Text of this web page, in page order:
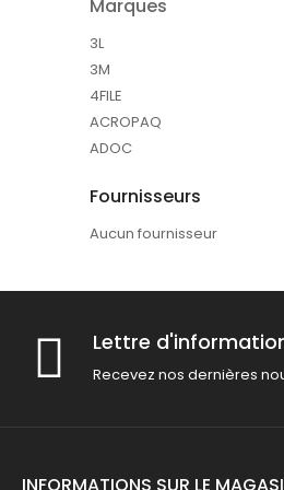
Marques
3L
3M
4FILE
ACROPAQ
ADOC
Fournisseurs
Aucun fournisseur
Lettre
Recevez nos dernières